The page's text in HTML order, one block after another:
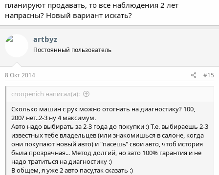
планируют продавать, то все наблюдения 2 лет
напрасны? Новый вариант искать?
artbyz
Постоянный пользователь
8 Окт 2014 #15
croopenich написал(а):
Сколько машин с рук можно отогнать на диагностику? 100,
200? нет..2-3 ну 4 максимум.
Авто надо выбирать за 2-3 года до покупки :) Т.е. выбираешь 2-3
известных тебе владельцев (или знакомишься в салоне, когда
они покупают новый авто) и "пасешь" свои авто, чтоб история
была прозрачная... Метод долгий, но зато 100% гарантия и не
надо тратиться на диагностику :)
В общем, я уже 2 авто пасу,так сказать :)